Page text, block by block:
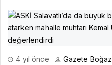
4 yıl önce Gazete Boğaz